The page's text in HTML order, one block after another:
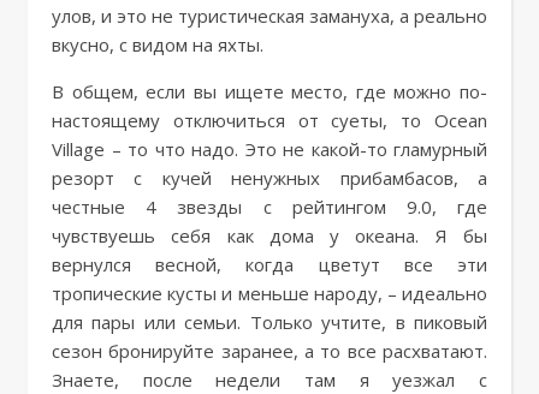
улов, и это не туристическая замануха, а реально
вкусно, с видом на яхты.
В общем, если вы ищете место, где можно по-
настоящему отключиться от суеты, то Ocean
Village – то что надо. Это не какой-то гламурный
резорт с кучей ненужных прибамбасов, а
честные 4 звезды с рейтингом 9.0, где
чувствуешь себя как дома у океана. Я бы
вернулся весной, когда цветут все эти
тропические кусты и меньше народу, – идеально
для пары или семьи. Только учтите, в пиковый
сезон бронируйте заранее, а то все расхватают.
Знаете, после недели там я уезжал с